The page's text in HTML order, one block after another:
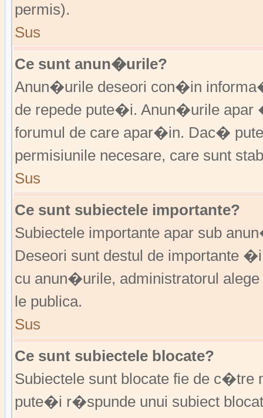
permis).
Sus
Ce sunt anun�urile?
Anun�urile deseori con�in
de repede pute�i. Anun�urile
forumul de care apar�in. Dac�
permisiunile necesare, care sunt
Sus
Ce sunt subiectele importante?
Subiectele importante apar sub
Deseori sunt destul de
cu anun�urile, administratorul
le publica.
Sus
Ce sunt subiectele blocate?
Subiectele sunt blocate fie de
pute�i r�spunde unui subiect